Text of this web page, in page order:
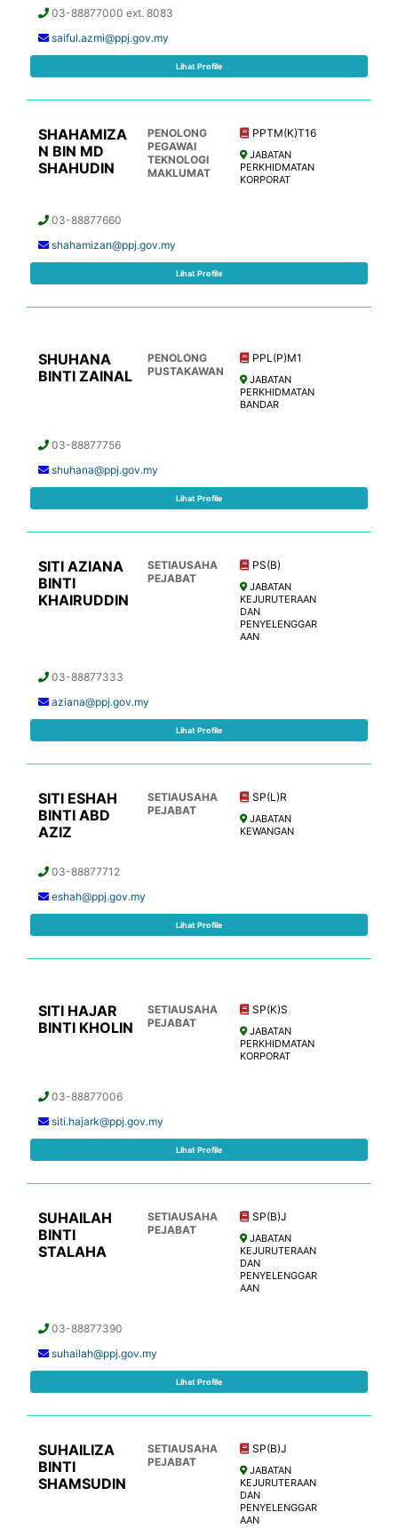
03-88877000 ext. 8083
saiful.azmi@ppj.gov.my
Lihat Profile
SHAHAMIZA
N BIN MD
SHAHUDIN
PENOLONG
PEGAWAI
TEKNOLOGI
MAKLUMAT
PPTM(K)T16
JABATAN
PERKHIDMATAN
KORPORAT
03-88877660
shahamizan@ppj.gov.my
Lihat Profile
SHUHANA
BINTI ZAINAL
PENOLONG
PUSTAKAWAN
PPL(P)M1
JABATAN
PERKHIDMATAN
BANDAR
03-88877756
shuhana@ppj.gov.my
Lihat Profile
SITI AZIANA
BINTI
KHAIRUDDIN
SETIAUSAHA
PEJABAT
PS(B)
JABATAN
KEJURUTERAAN
DAN
PENYELENGGAR
AAN
03-88877333
aziana@ppj.gov.my
Lihat Profile
SITI ESHAH
BINTI ABD
AZIZ
SETIAUSAHA
PEJABAT
SP(L)R
JABATAN
KEWANGAN
03-88877712
eshah@ppj.gov.my
Lihat Profile
SITI HAJAR
BINTI KHOLIN
SETIAUSAHA
PEJABAT
SP(K)S
JABATAN
PERKHIDMATAN
KORPORAT
03-88877006
siti.hajark@ppj.gov.my
Lihat Profile
SUHAILAH
BINTI
STALAHA
SETIAUSAHA
PEJABAT
SP(B)J
JABATAN
KEJURUTERAAN
DAN
PENYELENGGAR
AAN
03-88877390
suhailah@ppj.gov.my
Lihat Profile
SUHAILIZA
BINTI
SHAMSUDIN
SETIAUSAHA
PEJABAT
SP(B)J
JABATAN
KEJURUTERAAN
DAN
PENYELENGGAR
AAN